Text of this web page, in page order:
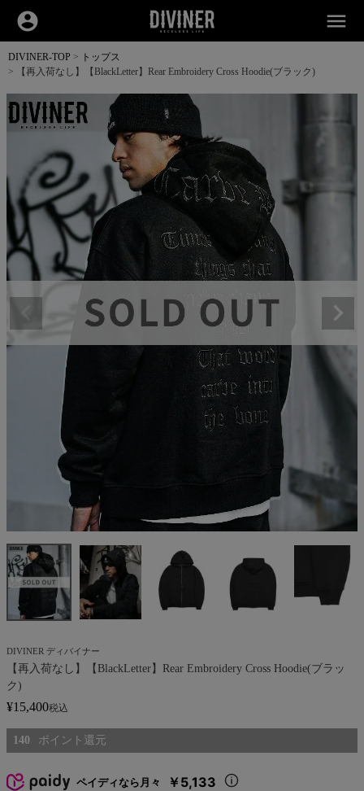
account_circle menu
DIVINER-TOP
トップス
【再入荷なし】【BlackLetter】Rear Embroidery Cross Hoodie(ブラック)
DIVINER ディバイナー
【再入荷なし】【BlackLetter】Rear Embroidery Cross Hoodie(ブラッ
ク)
¥15,400税込
140
ペイディなら月々 ￥5,133